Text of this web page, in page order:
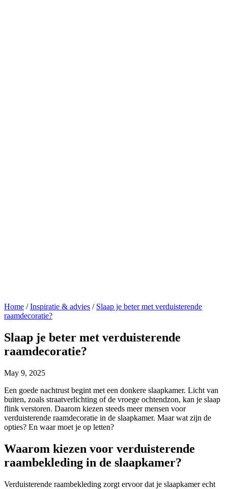
Home / Inspiratie & advies / Slaap je beter met verduisterende
raamdecoratie?
Slaap je beter met verduisterende
raamdecoratie?
May 9, 2025
Een goede nachtrust begint met een donkere slaapkamer. Licht van
buiten, zoals straatverlichting of de vroege ochtendzon, kan je slaap
flink verstoren. Daarom kiezen steeds meer mensen voor
verduisterende raamdecoratie in de slaapkamer. Maar wat zijn de
opties? En waar moet je op letten?
Waarom kiezen voor verduisterende
raambekleding in de slaapkamer?
Verduisterende raambekleding zorgt ervoor dat je slaapkamer echt